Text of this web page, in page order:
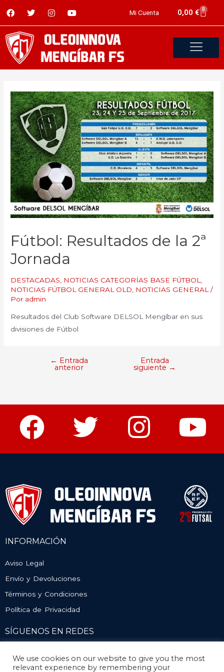
Mi Cuenta 0,00 € 0
Fútbol: Resultados de la 2ª
Jornada
DESTACADAS NOTICIAS CATEGORÍAS BASE FÚTBOL
NOTICIAS FÚTBOL GENERAL OLD
NOTICIAS GENERAL /
Por admin
Resultados del Club Software DELSOL Mengíbar en sus
divisiones de Fútbol
← Entrada
anterior
Entrada
siguiente →
INFORMACIÓN
Aviso Legal
Envío y Devoluciones
Términos y Condiciones
Política de Privacidad
SÍGUENOS EN REDES
We use cookies on our website to give you the most
relevant experience by remembering your